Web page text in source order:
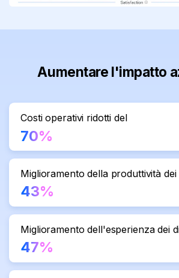
Aumentare l'impatto
Costi operativi ridotti del
70%
Miglioramento della produttività
43%
Miglioramento dell'esperienza dei
47%